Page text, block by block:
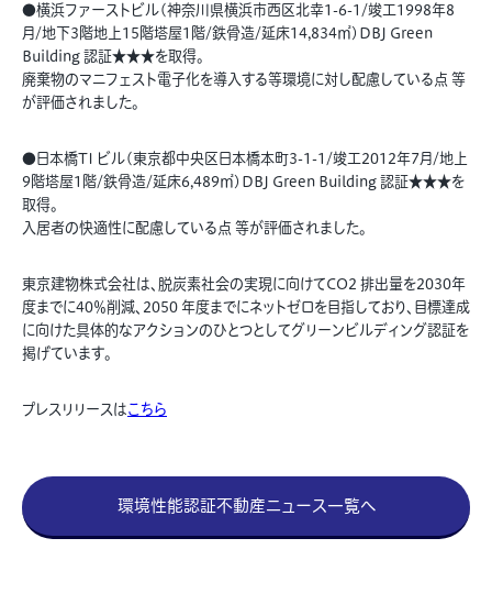
●横浜ファーストビル(神奈川県横浜市西区北幸1-6-1/竣工1998年8
月/地下3階地上15階塔屋1階/鉄骨造/延床14,834㎡)DBJ Green
Building 認証★★★を取得。
廃棄物のマニフェスト電子化を導入する等環境に対し配慮している点 等
が評価されました。
●日本橋TI ビル(東京都中央区日本橋本町3-1-1/竣工2012年7月/地上
9階塔屋1階/鉄骨造/延床6,489㎡)DBJ Green Building 認証★★★を
取得。
入居者の快適性に配慮している点 等が評価されました。
東京建物株式会社は、脱炭素社会の実現に向けてCO2 排出量を2030年
度までに40％削減、2050 年度までにネットゼロを目指しており、目標達成
に向けた具体的なアクションのひとつとしてグリーンビルディング認証を
掲げています。
プレスリリースはこちら
環境性能認証不動産ニュース一覧へ